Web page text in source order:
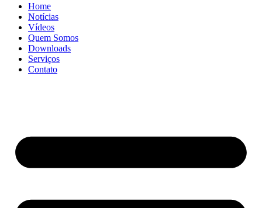
Home
Notícias
Vídeos
Quem Somos
Downloads
Serviços
Contato